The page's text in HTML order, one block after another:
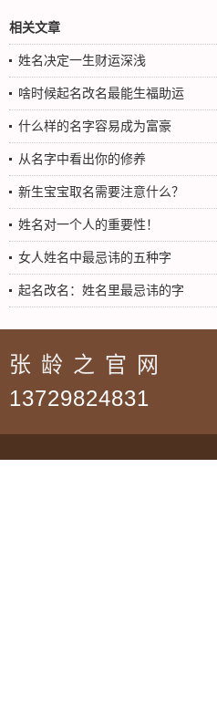
相关文章
姓名决定一生财运深浅
啥时候起名改名最能生福助运
什么样的名字容易成为富豪
从名字中看出你的修养
新生宝宝取名需要注意什么？
姓名对一个人的重要性！
女人姓名中最忌讳的五种字
起名改名：姓名里最忌讳的字
张龄之官网
13729824831